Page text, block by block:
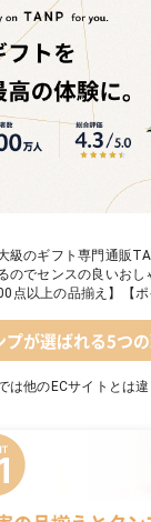
級のギフト専門通販
のでセンスの良いおし
点以上の品揃え】【ポ
プが選ばれる5つ
は他のECサイトとは